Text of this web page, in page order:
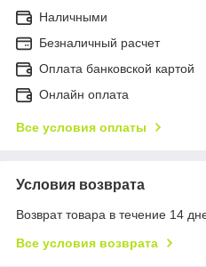
Наличными
Безналичный расчет
Оплата банковской картой
Онлайн оплата
Все условия оплаты
Условия возврата
Возврат товара в течение 14
Все условия возврата